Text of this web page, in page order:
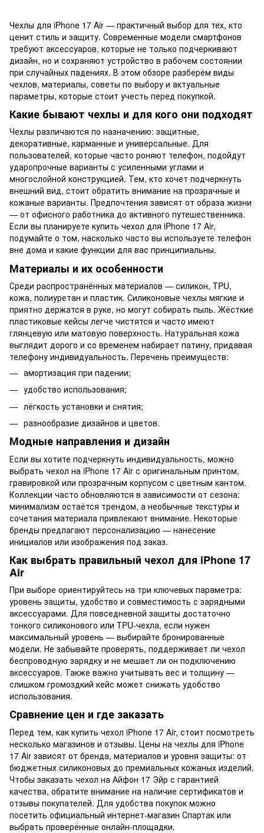
Чехлы для iPhone 17 Air — практичный выбор для тех, кто
ценит стиль и защиту. Современные модели смартфонов
требуют аксессуаров, которые не только подчеркивают
дизайн, но и сохраняют устройство в рабочем состоянии
при случайных падениях. В этом обзоре разберём виды
чехлов, материалы, советы по выбору и актуальные
параметры, которые стоит учесть перед покупкой.
Какие бывают чехлы и для кого они подходят
Чехлы различаются по назначению: защитные,
декоративные, карманные и универсальные. Для
пользователей, которые часто роняют телефон, подойдут
ударопрочные варианты с усиленными углами и
многослойной конструкцией. Тем, кто хочет подчеркнуть
внешний вид, стоит обратить внимание на прозрачные и
кожаные варианты. Предпочтения зависят от образа жизни
— от офисного работника до активного путешественника.
Если вы планируете купить чехол для iPhone 17 Air,
подумайте о том, насколько часто вы используете телефон
вне дома и какие функции для вас принципиальны.
Материалы и их особенности
Среди распространённых материалов — силикон, TPU,
кожа, полиуретан и пластик. Силиконовые чехлы мягкие и
приятно держатся в руке, но могут собирать пыль. Жёсткие
пластиковые кейсы легче чистятся и часто имеют
глянцевую или матовую поверхность. Натуральная кожа
выглядит дорого и со временем набирает патину, придавая
телефону индивидуальность. Перечень преимуществ:
амортизация при падении;
удобство использования;
лёгкость установки и снятия;
разнообразие дизайнов и цветов.
Модные направления и дизайн
Если вы хотите подчеркнуть индивидуальность, можно
выбрать чехол на iPhone 17 Air с оригинальным принтом,
гравировкой или прозрачным корпусом с цветным кантом.
Коллекции часто обновляются в зависимости от сезона:
минимализм остаётся трендом, а необычные текстуры и
сочетания материала привлекают внимание. Некоторые
бренды предлагают персонализацию — нанесение
инициалов или изображения под заказ.
Как выбрать правильный чехол для iPhone 17
Air
При выборе ориентируйтесь на три ключевых параметра:
уровень защиты, удобство и совместимость с зарядными
аксессуарами. Для повседневной защиты достаточно
тонкого силиконового или TPU-чехла, если нужен
максимальный уровень — выбирайте бронированные
модели. Не забывайте проверять, поддерживает ли чехол
беспроводную зарядку и не мешает ли он подключению
аксессуаров. Также важно учитывать вес и толщину —
слишком громоздкий кейс может снижать удобство
использования.
Сравнение цен и где заказать
Перед тем, как купить чехол iPhone 17 Air, стоит посмотреть
несколько магазинов и отзывы. Цены на чехлы для iPhone
17 Air зависят от бренда, материалов и уровня защиты: от
бюджетных силиконовых до премиальных кожаных изделий.
Чтобы заказать чехол на Айфон 17 Эйр с гарантией
качества, обратите внимание на наличие сертификатов и
отзывы покупателей. Для удобства покупок можно
посетить официальный интернет-магазин Спартак или
выбрать проверённые онлайн-площадки.